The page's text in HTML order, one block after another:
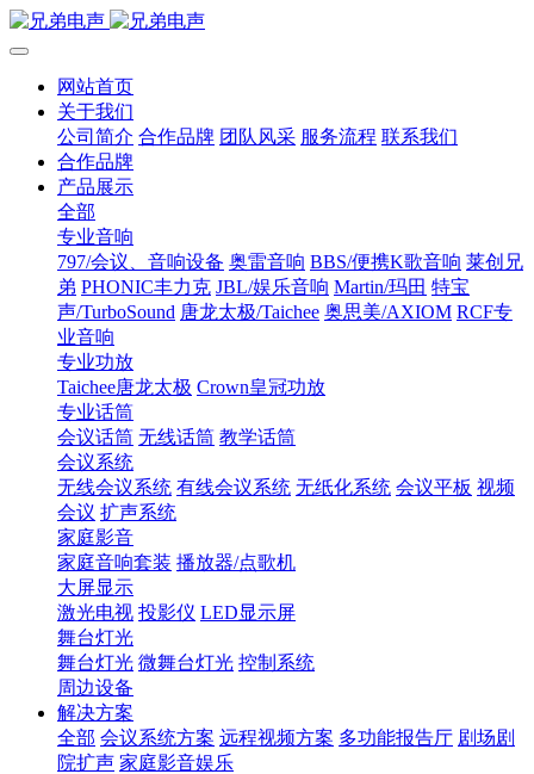
网站首页
关于我们
公司简介 合作品牌 团队风采 服务流程 联系我们
合作品牌
产品展示
全部
专业音响
797/会议、音响设备 奥雷音响 BBS/便携K歌音响 莱创兄
弟 PHONIC丰力克 JBL/娱乐音响 Martin/玛田 特宝
声/TurboSound 唐龙太极/Taichee 奥思美/AXIOM RCF专
业音响
专业功放
Taichee唐龙太极 Crown皇冠功放
专业话筒
会议话筒 无线话筒 教学话筒
会议系统
无线会议系统 有线会议系统 无纸化系统 会议平板 视频
会议 扩声系统
家庭影音
家庭音响套装 播放器/点歌机
大屏显示
激光电视 投影仪 LED显示屏
舞台灯光
舞台灯光 微舞台灯光 控制系统
周边设备
解决方案
全部 会议系统方案 远程视频方案 多功能报告厅 剧场剧
院扩声 家庭影音娱乐